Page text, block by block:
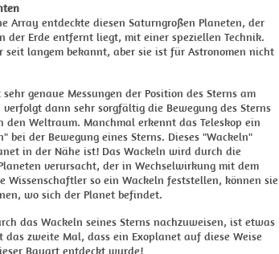
Array entdeckte diesen Saturngroßen Planeten, der
der Erde entfernt liegt, mit einer speziellen Technik.
seit langem bekannt, aber sie ist für Astronomen nicht
genaue Messungen der Position des Sterns am
verfolgt dann sehr sorgfältig die Bewegung des Sterns
den Weltraum. Manchmal erkennt das Teleskop ein
bei der Bewegung eines Sterns. Dieses "Wackeln"
in der Nähe ist! Das Wackeln wird durch die
verursacht, der in Wechselwirkung mit dem
Wissenschaftler so ein Wackeln feststellen, können sie
wo sich der Planet befindet.
das Wackeln seines Sterns nachzuweisen, ist etwas
das zweite Mal, dass ein Exoplanet auf diese Weise
Bauart entdeckt wurde!